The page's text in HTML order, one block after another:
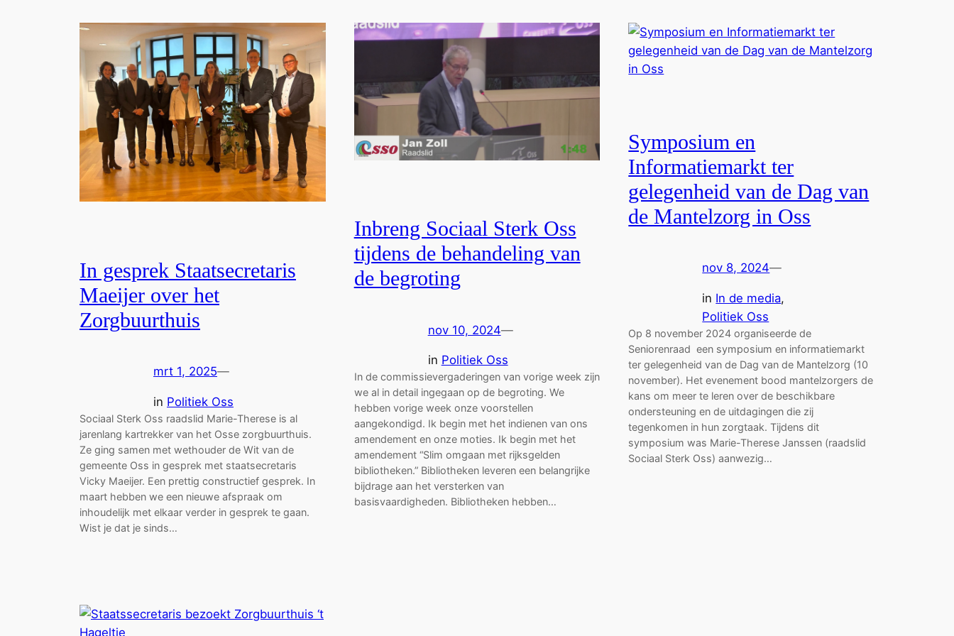
In gesprek Staatsecretaris
Maeijer over het
Zorgbuurthuis
mrt 1, 2025—
in Politiek Oss
Sociaal Sterk Oss raadslid Marie-Therese is al
jarenlang kartrekker van het Osse zorgbuurthuis.
Ze ging samen met wethouder de Wit van de
gemeente Oss in gesprek met staatsecretaris
Vicky Maeijer. Een prettig constructief gesprek. In
maart hebben we een nieuwe afspraak om
inhoudelijk met elkaar verder in gesprek te gaan.
Wist je dat je sinds…
Inbreng Sociaal Sterk Oss
tijdens de behandeling van
de begroting
nov 10, 2024—
in Politiek Oss
In de commissievergaderingen van vorige week zijn
we al in detail ingegaan op de begroting. We
hebben vorige week onze voorstellen
aangekondigd. Ik begin met het indienen van ons
amendement en onze moties. Ik begin met het
amendement “Slim omgaan met rijksgelden
bibliotheken.” Bibliotheken leveren een belangrijke
bijdrage aan het versterken van
basisvaardigheden. Bibliotheken hebben…
Symposium en
Informatiemarkt ter
gelegenheid van de Dag van
de Mantelzorg in Oss
nov 8, 2024—
in In de media
Politiek Oss
Op 8 november 2024 organiseerde de
Seniorenraad een symposium en informatiemarkt
ter gelegenheid van de Dag van de Mantelzorg (10
november). Het evenement bood mantelzorgers de
kans om meer te leren over de beschikbare
ondersteuning en de uitdagingen die zij
tegenkomen in hun zorgtaak. Tijdens dit
symposium was Marie-Therese Janssen (raadslid
Sociaal Sterk Oss) aanwezig…